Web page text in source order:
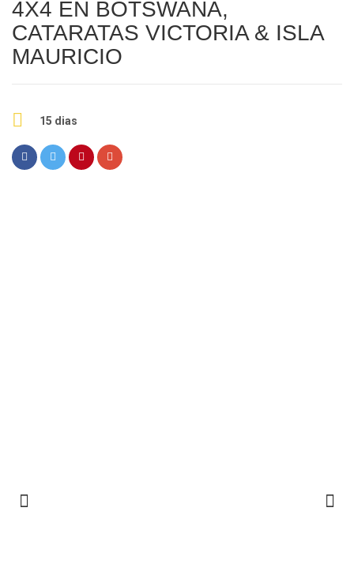
4X4 EN BOTSWANA,
CATARATAS VICTORIA & ISLA
MAURICIO
15 dias